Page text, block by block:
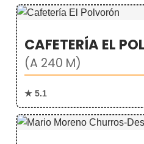
CAFETERÍA EL
(A 240 M)
★ 5.1